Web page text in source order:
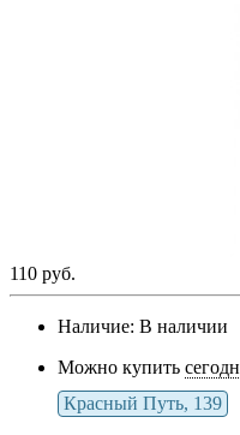
110 руб.
Наличие: В наличии
Можно купить
Красный Путь, 139